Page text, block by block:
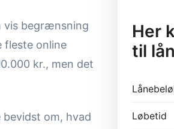
vis begrænsning
fleste online
kr., men det
om, hvad
Her
til
Løbetid